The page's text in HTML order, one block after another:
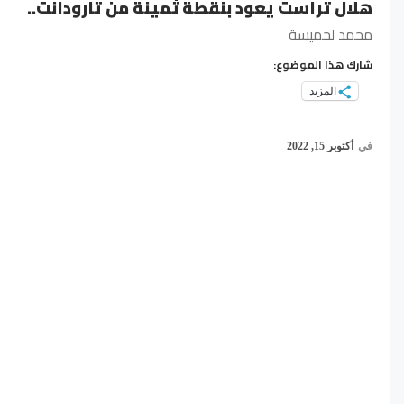
هلال تراست يعود بنقطة ثمينة من تارودانت..
محمد لحميسة
شارك هذا الموضوع:
المزيد
في أكتوبر 15, 2022